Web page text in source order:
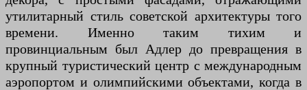
утилитарный стиль советской архитектуры того
времени. Именно таким тихим и
провинциальным был Адлер до превращения в
крупный туристический центр с международным
аэропортом и олимпийскими объектами, когда в